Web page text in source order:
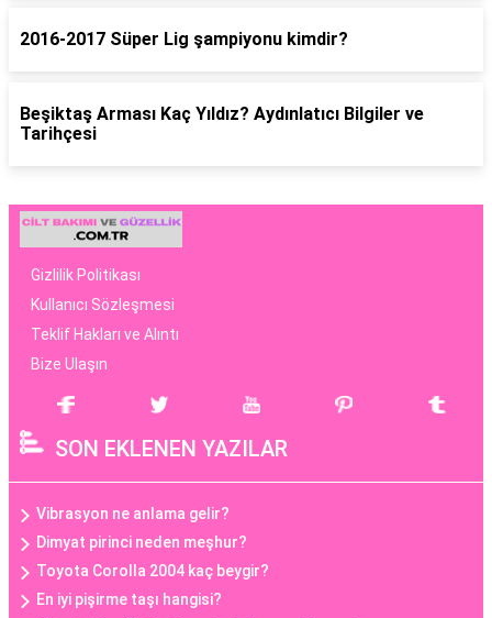
2016-2017 Süper Lig şampiyonu kimdir?
Beşiktaş Arması Kaç Yıldız? Aydınlatıcı Bilgiler ve
Tarihçesi
Gizlilik Politikası
Kullanıcı Sözleşmesi
Teklif Hakları ve Alıntı
Bize Ulaşın
SON EKLENEN YAZILAR
Vibrasyon ne anlama gelir?
Dimyat pirinci neden meşhur?
Toyota Corolla 2004 kaç beygir?
En iyi pişirme taşı hangisi?